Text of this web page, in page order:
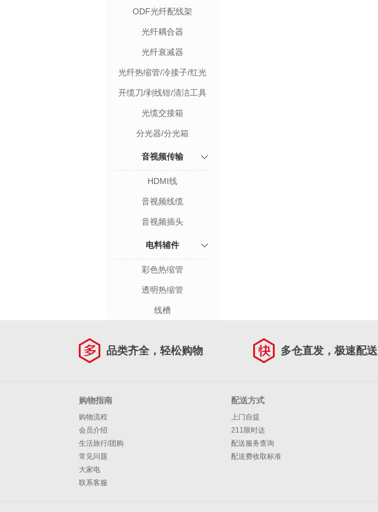
ODF光纤配线架
光纤耦合器
光纤衰减器
光纤热缩管/冷接子/红光
笔
开缆刀/剥线钳/清洁工具
光缆交接箱
分光器/分光箱
音视频传输
HDMI线
音视频线缆
音视频插头
电料辅件
彩色热缩管
透明热缩管
线槽
品类齐全，轻松购物 多仓直发，极速配送
购物指南
购物流程
会员介绍
生活旅行/团购
常见问题
大家电
联系客服
配送方式
上门自提
211限时达
配送服务查询
配送费收取标准